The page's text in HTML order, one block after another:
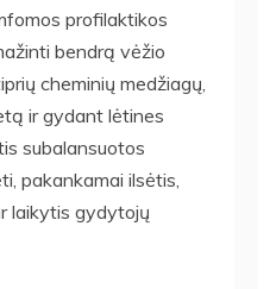
profilaktikos
bendrą vėžio
cheminių medžiagų,
ir gydant lėtines
subalansuotos
pakankamai ilsėtis,
laikytis gydytojų